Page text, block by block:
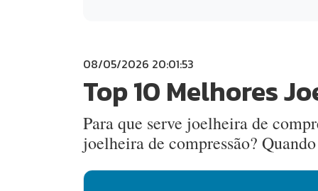
08/05/2026 20:01:53
Top 10 Melhores
Para que serve joelheira de
joelheira de compressão?